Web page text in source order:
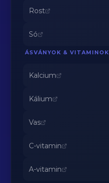
Rost
Só
ÁSVÁNYOK & VITAMINOK
Kalcium
Kálium
Vas
C-vitamin
A-vitamin